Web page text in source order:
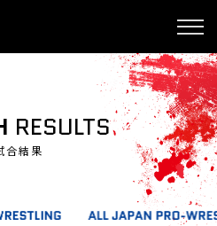
RESULTS
合結果